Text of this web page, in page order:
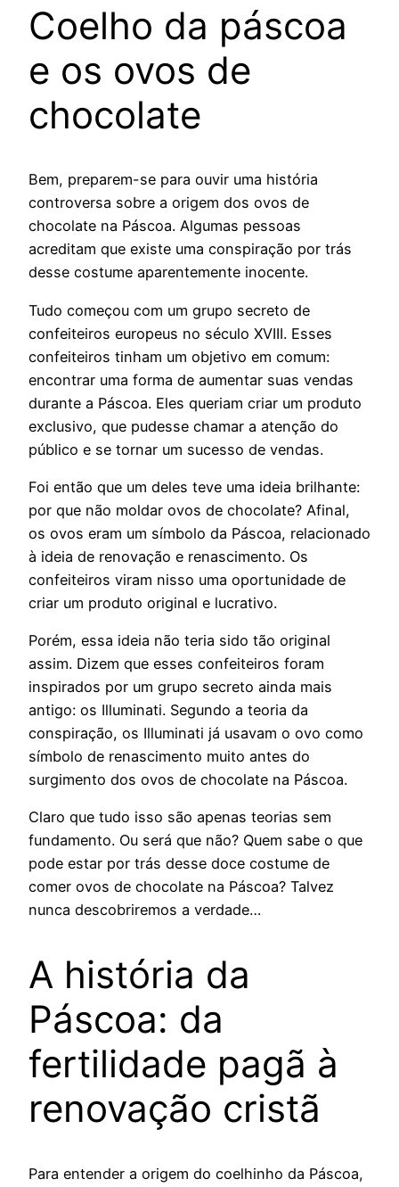
Coelho da páscoa
e os ovos de
chocolate
Bem, preparem-se para ouvir uma história
controversa sobre a origem dos ovos de
chocolate na Páscoa. Algumas pessoas
acreditam que existe uma conspiração por trás
desse costume aparentemente inocente.
Tudo começou com um grupo secreto de
confeiteiros europeus no século XVIII. Esses
confeiteiros tinham um objetivo em comum:
encontrar uma forma de aumentar suas vendas
durante a Páscoa. Eles queriam criar um produto
exclusivo, que pudesse chamar a atenção do
público e se tornar um sucesso de vendas.
Foi então que um deles teve uma ideia brilhante:
por que não moldar ovos de chocolate? Afinal,
os ovos eram um símbolo da Páscoa, relacionado
à ideia de renovação e renascimento. Os
confeiteiros viram nisso uma oportunidade de
criar um produto original e lucrativo.
Porém, essa ideia não teria sido tão original
assim. Dizem que esses confeiteiros foram
inspirados por um grupo secreto ainda mais
antigo: os Illuminati. Segundo a teoria da
conspiração, os Illuminati já usavam o ovo como
símbolo de renascimento muito antes do
surgimento dos ovos de chocolate na Páscoa.
Claro que tudo isso são apenas teorias sem
fundamento. Ou será que não? Quem sabe o que
pode estar por trás desse doce costume de
comer ovos de chocolate na Páscoa? Talvez
nunca descobriremos a verdade…
A história da
Páscoa: da
fertilidade pagã à
renovação cristã
Para entender a origem do coelhinho da Páscoa,